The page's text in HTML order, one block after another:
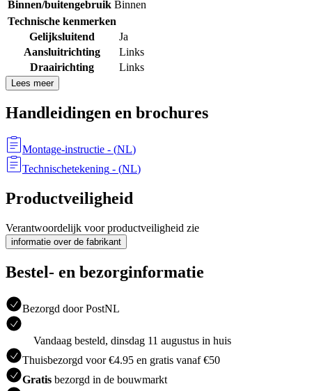
Binnen/buitengebruik Binnen
Technische kenmerken
Gelijksluitend
Ja
Aansluitrichting
Links
Draairichting
Links
Lees meer
Handleidingen en brochures
Montage-instructie - (NL)
Technischetekening - (NL)
Productveiligheid
Verantwoordelijk voor productveiligheid zie
informatie over de fabrikant
Bestel- en bezorginformatie
Bezorgd door PostNL
Vandaag besteld, dinsdag 11 augustus in huis
Thuisbezorgd voor €4.95 en gratis vanaf €50
Gratis bezorgd in de bouwmarkt